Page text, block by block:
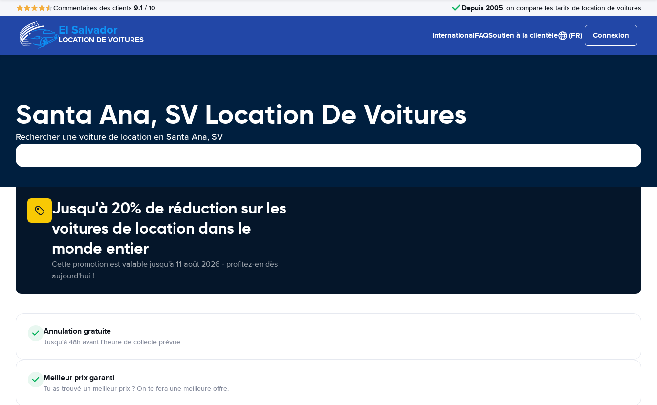
Commentaires des clients 9.1 / 10 Depuis 2005, on compare les tarifs de location de voitures
El Salvador
LOCATION DE VOITURES InternationalFAQSoutien à la clientèle (FR) Connexion
Santa Ana, SV Location De Voitures
Rechercher une voiture de location en Santa Ana, SV
Jusqu'à 20% de réduction sur les
voitures de location dans le
monde entier
Cette promotion est valable jusqu'à 11 août 2026 - profitez-en dès
aujourd'hui !
Annulationgratuite
Jusqu'à 48h avant l'heure de collecte prévue
Meilleur prix garanti
Tu as trouvé un meilleur prix ? On te fera une meilleure offre.